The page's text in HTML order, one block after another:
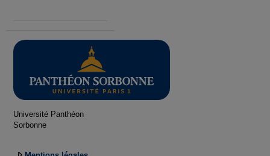
Université Panthéon
Sorbonne